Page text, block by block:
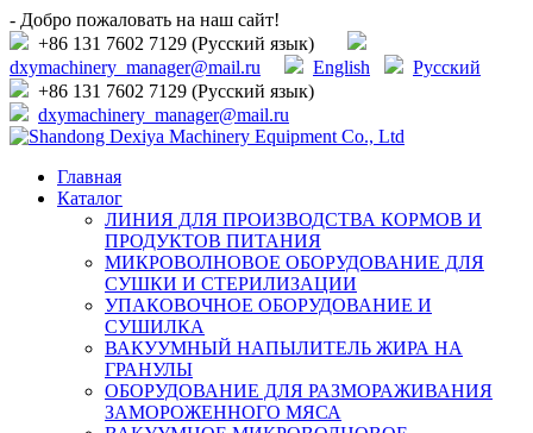
- Добро пожаловать на наш сайт!
+86 131 7602 7129 (Русский язык)
dxymachinery_manager@mail.ru
English
Русский
+86 131 7602 7129 (Русский язык)
dxymachinery_manager@mail.ru
Главная
Каталог
ЛИНИЯ ДЛЯ ПРОИЗВОДСТВА КОРМОВ И
ПРОДУКТОВ ПИТАНИЯ
МИКРОВОЛНОВОЕ ОБОРУДОВАНИЕ ДЛЯ
СУШКИ И СТЕРИЛИЗАЦИИ
УПАКОВОЧНОЕ ОБОРУДОВАНИЕ И
СУШИЛКА
ВАКУУМНЫЙ НАПЫЛИТЕЛЬ ЖИРА НА
ГРАНУЛЫ
ОБОРУДОВАНИЕ ДЛЯ РАЗМОРАЖИВАНИЯ
ЗАМОРОЖЕННОГО МЯСА